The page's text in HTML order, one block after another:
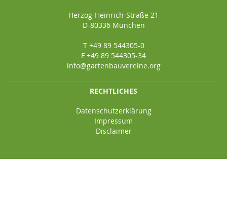
Herzog-Heinrich-Straße 21
D-80336 München
T +49 89 544305-0
F +49 89 544305-34
info@gartenbauvereine.org
RECHTLICHES
Datenschutzerklärung
Impressum
Disclaimer